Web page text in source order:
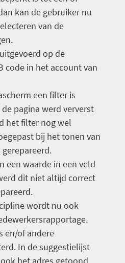
kan de gebruiker nu
van de
op de
code in het account van
een filter is
pagina werd ververst
het filter nog wel
bij het tonen van
een waarde in een veld
dit niet altijd correct
wordt nu ook
en/of andere
In de suggestielijst